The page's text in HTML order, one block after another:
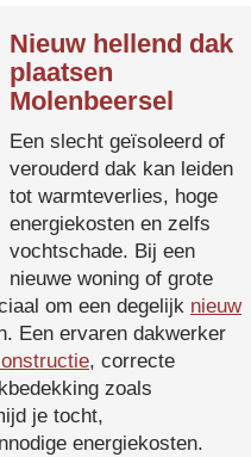
Nieuw hellend dak
plaatsen
Molenbeersel
Een slecht geïsoleerd of
verouderd dak kan leiden
tot warmteverlies, hoge
energiekosten en zelfs
vochtschade. Bij een
nieuwe woning of grote
om een degelijk nieuw
Een ervaren dakwerker
, correcte
zoals
je tocht,
energiekosten.